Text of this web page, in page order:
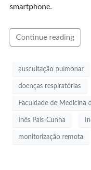
smartphone.
Continue reading
auscultação pulmonar
doenças respiratórias
Faculdade de Medicina
Inês Pais-Cunha
monitorização remota